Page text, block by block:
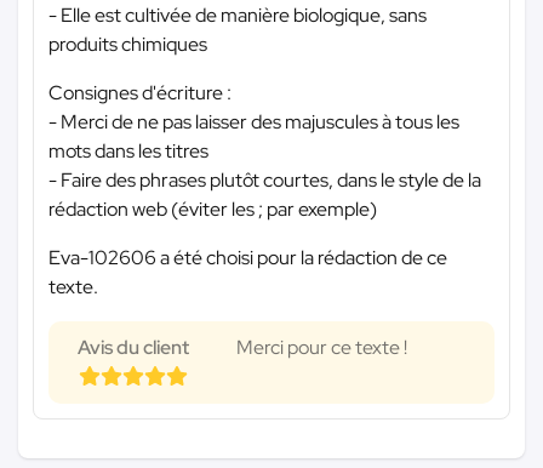
- Elle est cultivée de manière biologique, sans
produits chimiques
Consignes d'écriture :
- Merci de ne pas laisser des majuscules à tous les
mots dans les titres
- Faire des phrases plutôt courtes, dans le style de la
rédaction web (éviter les ; par exemple)
Eva-102606 a été choisi pour la rédaction de ce
texte.
Avis du client Merci pour ce texte !